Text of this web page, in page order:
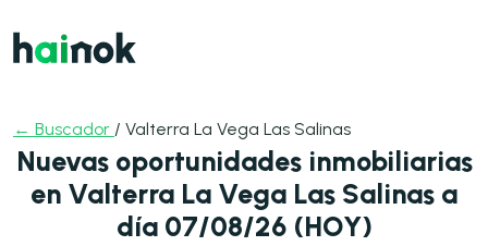
← Buscador / Valterra La Vega Las Salinas
Nuevas oportunidades inmobiliarias
en Valterra La Vega Las Salinas a
día 07/08/26 (HOY)